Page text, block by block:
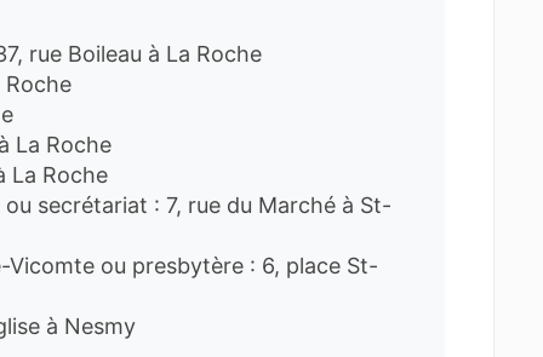
rue Boileau à La Roche
Roche
La Roche
La Roche
secrétariat : 7, rue du Marché à St-
Vicomte ou presbytère : 6, place St-
à Nesmy